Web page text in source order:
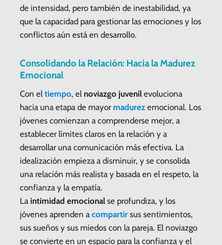
de intensidad, pero también de inestabilidad, ya
que la capacidad para gestionar las emociones y los
conflictos aún está en desarrollo.
Consolidando la Relación: Hacia la Madurez
Emocional
Con el tiempo, el noviazgo juvenil evoluciona
hacia una etapa de mayor madurez emocional. Los
jóvenes comienzan a comprenderse mejor, a
establecer límites claros en la relación y a
desarrollar una comunicación más efectiva. La
idealización empieza a disminuir, y se consolida
una relación más realista y basada en el respeto, la
confianza y la empatía.
La intimidad emocional se profundiza, y los
jóvenes aprenden a compartir sus sentimientos,
sus sueños y sus miedos con la pareja. El noviazgo
se convierte en un espacio para la confianza y el